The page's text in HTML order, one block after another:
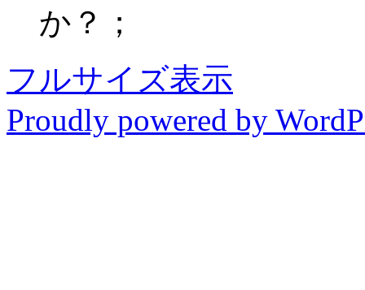
か？；
フルサイズ表示
Proudly powered by